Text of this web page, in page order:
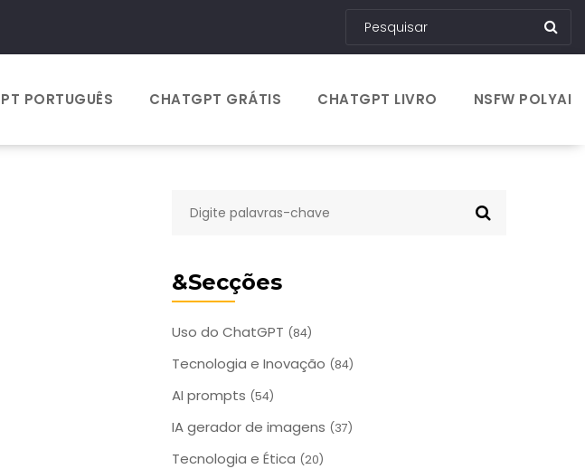
PORTUGUÊS CHATGPT GRÁTIS CHATGPT LIVRO NSFW POLYAI
&Secções
Uso do ChatGPT (84)
Tecnologia e Inovação (84)
AI prompts (54)
IA gerador de imagens (37)
Tecnologia e Ética (20)